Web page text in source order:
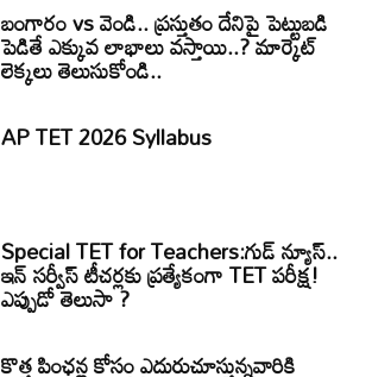
బంగారం vs వెండి.. ప్రస్తుతం దేనిపై పెట్టుబడి
పెడితే ఎక్కువ లాభాలు వస్తాయి..? మార్కెట్
లెక్కలు తెలుసుకోండి..
AP TET 2026 Syllabus
Special TET for Teachers:గుడ్ న్యూస్..
ఇన్ సర్వీస్ టీచర్లకు ప్రత్యేకంగా TET పరీక్ష!
ఎప్పుడో తెలుసా ?
కొత్త పింఛన్ల కోసం ఎదురుచూస్తున్నవారికి